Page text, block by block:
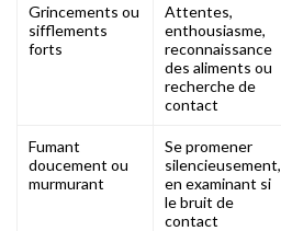
Grincements ou
sifflements
forts
Attentes,
enthousiasme,
reconnaissance
des aliments ou
recherche de
contact
Fumant
doucement ou
murmurant
Se promener
silencieusement,
en examinant si
le bruit de
contact